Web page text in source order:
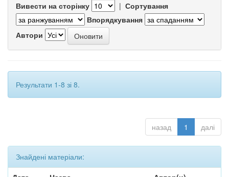
Вивести на сторінку | Сортування
Впорядкування
Автори
Результати 1-8 зі 8.
назад 1 далі
Знайдені матеріали: